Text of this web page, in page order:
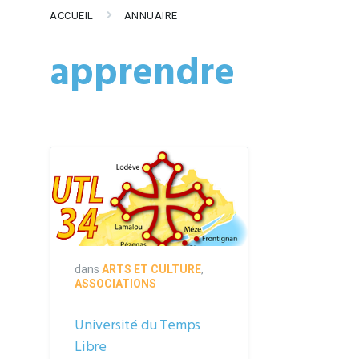
ACCUEIL ANNUAIRE
apprendre
dans ARTS ET CULTURE,
ASSOCIATIONS
Université du Temps
Libre